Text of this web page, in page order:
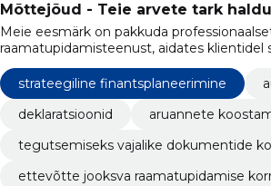
Mõttejõud - Teie arvete tark
Meie eesmärk on pakkuda
raamatupidamisteenust, aidates klientidel
strateegiline finantsplaneerimine
deklaratsioonid
aruannete
tegutsemiseks vajalike dokumentide
ettevõtte jooksva raamatupidamise